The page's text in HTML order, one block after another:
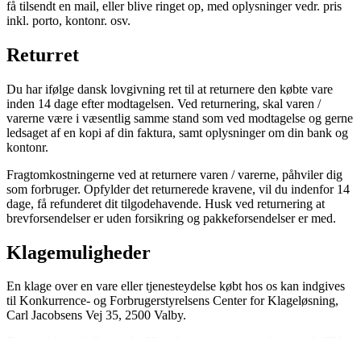
få tilsendt en mail, eller blive ringet op, med oplysninger vedr. pris
inkl. porto, kontonr. osv.
Returret
Du har ifølge dansk lovgivning ret til at returnere den købte vare
inden 14 dage efter modtagelsen. Ved returnering, skal varen /
varerne være i væsentlig samme stand som ved modtagelse og gerne
ledsaget af en kopi af din faktura, samt oplysninger om din bank og
kontonr.
Fragtomkostningerne ved at returnere varen / varerne, påhviler dig
som forbruger. Opfylder det returnerede kravene, vil du indenfor 14
dage, få refunderet dit tilgodehavende. Husk ved returnering at
brevforsendelser er uden forsikring og pakkeforsendelser er med.
Klagemuligheder
En klage over en vare eller tjenesteydelse købt hos os kan indgives
til Konkurrence- og Forbrugerstyrelsens Center for Klageløsning,
Carl Jacobsens Vej 35, 2500 Valby.